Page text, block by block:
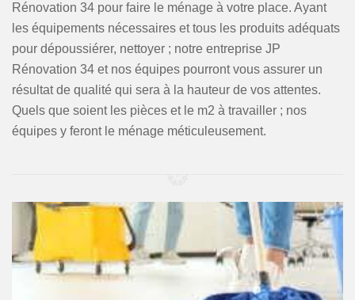
Rénovation 34 pour faire le ménage à votre place. Ayant
les équipements nécessaires et tous les produits adéquats
pour dépoussiérer, nettoyer ; notre entreprise JP
Rénovation 34 et nos équipes pourront vous assurer un
résultat de qualité qui sera à la hauteur de vos attentes.
Quels que soient les pièces et le m2 à travailler ; nos
équipes y feront le ménage méticuleusement.